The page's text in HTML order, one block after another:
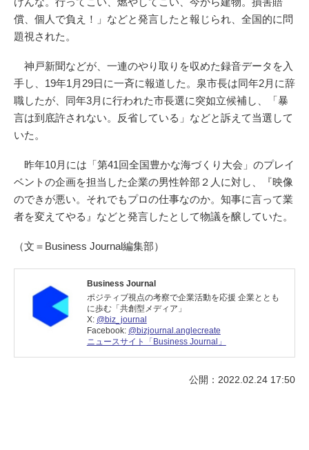
償、個人で負え！」などと発言したと報じられ、全国的に問
題視された。
神戸新聞などが、一連のやり取りを収めた録音データを入
手し、19年1月29日に一斉に報道した。泉市長は同年2月に辞
職したが、同年3月に行われた市長選に突如立候補し、「暴
言は到底許されない。反省している」などと訴えて当選して
いた。
昨年10月には「第41回全国豊かな海づくり大会」のプレイ
ベントの企画を担当した企業の男性幹部２人に対し、『映像
のできが悪い。それでもプロの仕事なのか。知事に言って業
者を変えてやる』などと発言したとして物議を醸していた。
（文＝Business Journal編集部）
Business Journal
ポジティブ視点の考察で企業活動を応援 企業ととも
に歩む「共創型メディア」
X: @biz_journal
Facebook: @bizjournal.anglecreate
ニュースサイト「Business Journal」
公開：2022.02.24 17:50